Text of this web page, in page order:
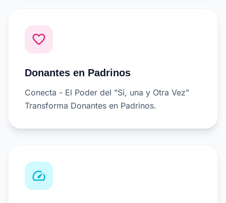
favorite_border
Donantes en Padrinos
Conecta - El Poder del "Sí, una y Otra Vez"
Transforma Donantes en Padrinos.
speed